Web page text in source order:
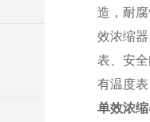
造，耐
效浓缩
表、安
有温度
单效浓